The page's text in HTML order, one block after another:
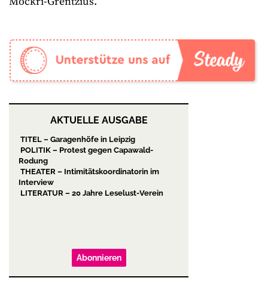
AKTUELLE AUSGABE
TITEL – Garagenhöfe in Leipzig
POLITIK – Protest gegen Capawald-
Rodung
THEATER – Intimitätskoordinatorin im
Interview
LITERATUR – 20 Jahre Leselust-Verein
Abonnieren